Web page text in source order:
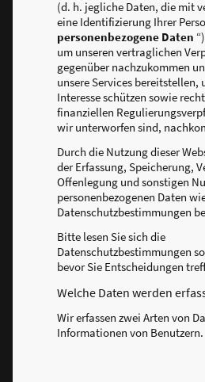
(d. h. jegliche Daten, die mit
eine Identifizierung Ihrer
personenbezogene Daten
um unseren vertraglichen
gegenüber nachzukommen
unsere Services bereitstellen,
Interesse schützen sowie
finanziellen
wir unterworfen sind,
Durch die Nutzung dieser
der Erfassung, Speicherung,
Offenlegung und sonstigen
personenbezogenen Daten
Datenschutzbestimmungen
Bitte lesen Sie sich die
Datenschutzbestimmungen
bevor Sie Entscheidungen
Welche Daten werden
Wir erfassen zwei Arten von
Informationen von Benutzern.